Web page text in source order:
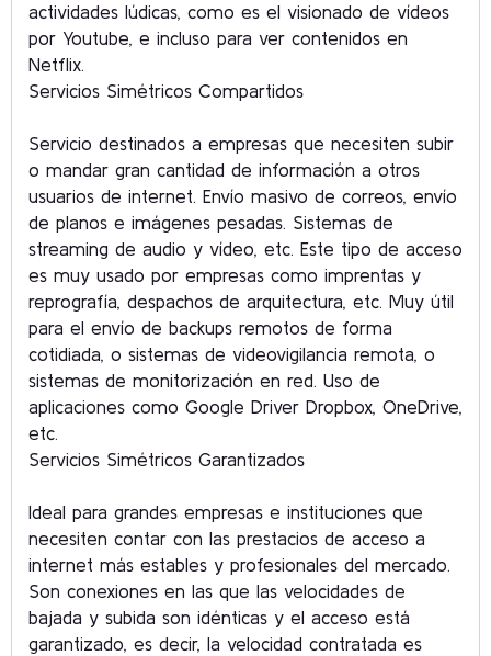
actividades lúdicas, como es el visionado de vídeos
por Youtube, e incluso para ver contenidos en
Netflix.
Servicios Simétricos Compartidos
Servicio destinados a empresas que necesiten subir
o mandar gran cantidad de información a otros
usuarios de internet. Envío masivo de correos, envío
de planos e imágenes pesadas. Sistemas de
streaming de audio y vídeo, etc. Este tipo de acceso
es muy usado por empresas como imprentas y
reprografía, despachos de arquitectura, etc. Muy útil
para el envío de backups remotos de forma
cotidiada, o sistemas de videovigilancia remota, o
sistemas de monitorización en red. Uso de
aplicaciones como Google Driver Dropbox, OneDrive,
etc.
Servicios Simétricos Garantizados
Ideal para grandes empresas e instituciones que
necesiten contar con las prestacios de acceso a
internet más estables y profesionales del mercado.
Son conexiones en las que las velocidades de
bajada y subida son idénticas y el acceso está
garantizado, es decir, la velocidad contratada es